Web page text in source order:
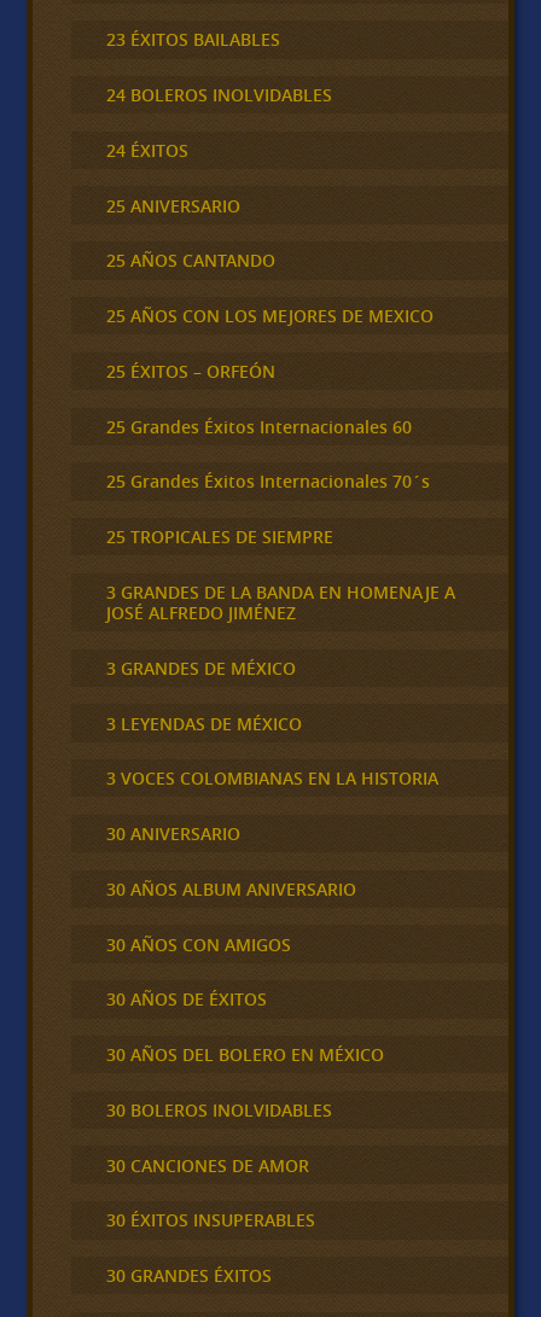
23 ÉXITOS BAILABLES
24 BOLEROS INOLVIDABLES
24 ÉXITOS
25 ANIVERSARIO
25 AÑOS CANTANDO
25 AÑOS CON LOS MEJORES DE MEXICO
25 ÉXITOS – ORFEÓN
25 Grandes Éxitos Internacionales 60
25 Grandes Éxitos Internacionales 70´s
25 TROPICALES DE SIEMPRE
3 GRANDES DE LA BANDA EN HOMENAJE A
JOSÉ ALFREDO JIMÉNEZ
3 GRANDES DE MÉXICO
3 LEYENDAS DE MÉXICO
3 VOCES COLOMBIANAS EN LA HISTORIA
30 ANIVERSARIO
30 AÑOS ALBUM ANIVERSARIO
30 AÑOS CON AMIGOS
30 AÑOS DE ÉXITOS
30 AÑOS DEL BOLERO EN MÉXICO
30 BOLEROS INOLVIDABLES
30 CANCIONES DE AMOR
30 ÉXITOS INSUPERABLES
30 GRANDES ÉXITOS